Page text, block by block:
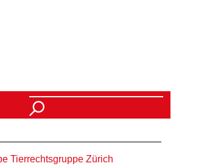
Suchen nach: